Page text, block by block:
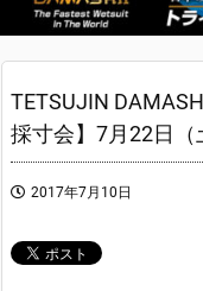
TETSUJIN
採寸会】7月22日（
2017年7月10日